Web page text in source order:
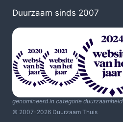
Duurzaam sinds 2007
genomineerd in categorie duurzaamheid
© 2007-2026 Duurzaam Thuis